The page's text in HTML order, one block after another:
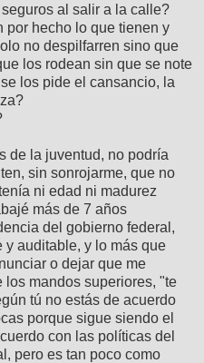
al salir a la calle?
por hecho lo que tienen y
no despilfarren sino que
los rodean sin que se note
los pide el cansancio, la
de la juventud, no podría
sin sonrojarme, que no
ni edad ni madurez
más de 7 años
del gobierno federal,
auditable, y lo más que
o dejar que me
los mandos superiores, "te
tú no estás de acuerdo
porque sigue siendo el
con las políticas del
pero es tan poco como